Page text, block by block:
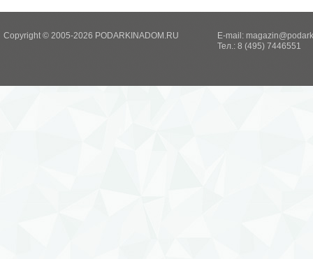
Copyright © 2005-2026 PODARKINADOM.RU E-mail:
Тел.: 8 (495) 7446551